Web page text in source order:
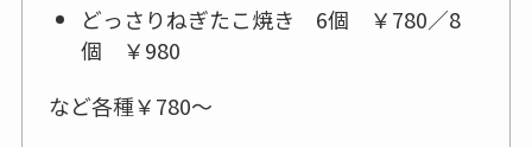
どっさりねぎたこ焼き 6個 ￥780／8
個 ￥980
など各種￥780～